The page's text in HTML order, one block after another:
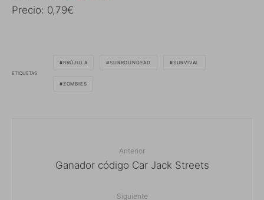
Precio: 0,79€
ETIQUETAS
BRÚJULA SURROUNDEAD SURVIVAL
ZOMBIES
Anterior
Ganador código Car Jack Streets
Siguiente